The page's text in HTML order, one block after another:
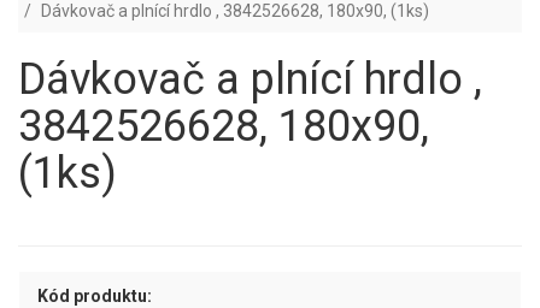
Dávkovač a plnící hrdlo , 3842526628, 180x90, (1ks)
Dávkovač a plnící hrdlo ,
3842526628, 180x90,
(1ks)
Kód produktu: